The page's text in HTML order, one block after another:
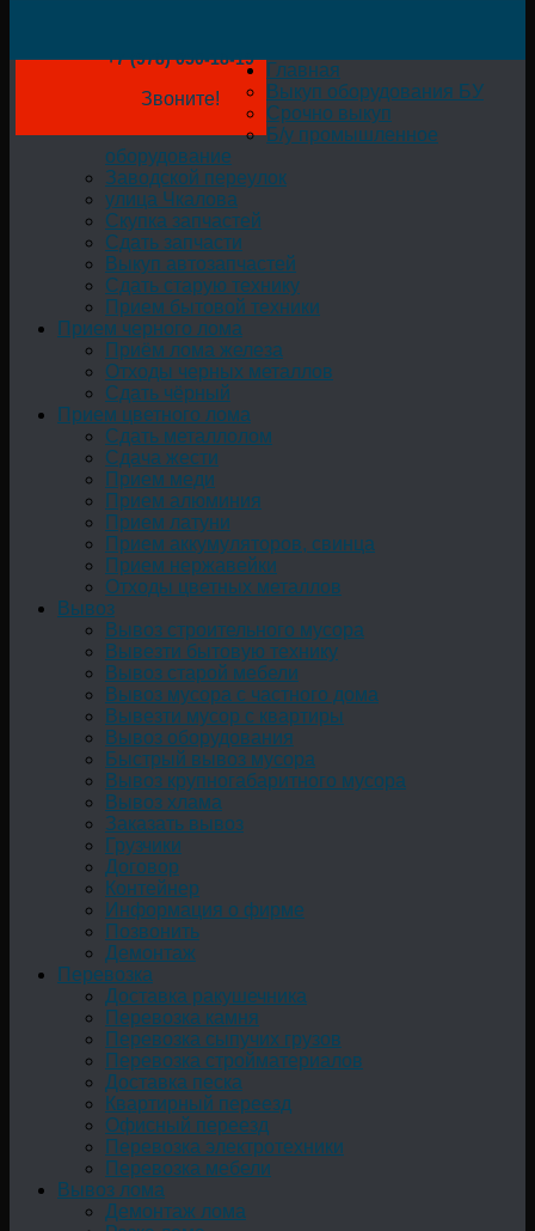
+7 (978) 050-18-19
Звоните!
Главная
Выкуп оборудования БУ
Срочно выкуп
Б/у промышленное
оборудование
Заводской переулок
улица Чкалова
Скупка запчастей
Сдать запчасти
Выкуп автозапчастей
Сдать старую технику
Прием бытовой техники
Прием черного лома
Приём лома железа
Отходы черных металлов
Сдать чёрный
Прием цветного лома
Сдать металлолом
Сдача жести
Прием меди
Прием алюминия
Прием латуни
Прием аккумуляторов, свинца
Прием нержавейки
Отходы цветных металлов
Вывоз
Вывоз строительного мусора
Вывезти бытовую технику
Вывоз старой мебели
Вывоз мусора с частного дома
Вывезти мусор с квартиры
Вывоз оборудования
Быстрый вывоз мусора
Вывоз крупногабаритного мусора
Вывоз хлама
Заказать вывоз
Грузчики
Договор
Контейнер
Информация о фирме
Позвонить
Демонтаж
Перевозка
Доставка ракушечника
Перевозка камня
Перевозка сыпучих грузов
Перевозка стройматериалов
Доставка песка
Квартирный переезд
Офисный переезд
Перевозка электротехники
Перевозка мебели
Вывоз лома
Демонтаж лома